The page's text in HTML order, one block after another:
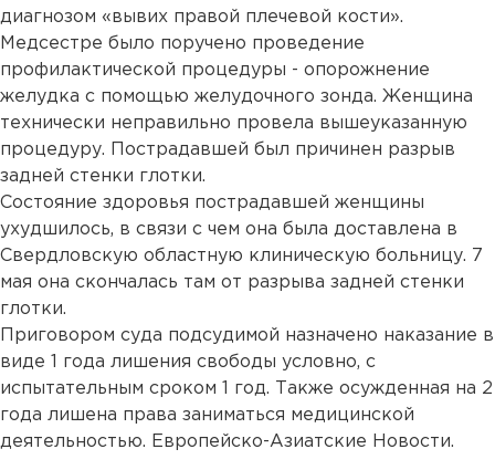
диагнозом «вывих правой плечевой кости».
Медсестре было поручено проведение
профилактической процедуры - опорожнение
желудка с помощью желудочного зонда. Женщина
технически неправильно провела вышеуказанную
процедуру. Пострадавшей был причинен разрыв
задней стенки глотки.
Состояние здоровья пострадавшей женщины
ухудшилось, в связи с чем она была доставлена в
Свердловскую областную клиническую больницу. 7
мая она скончалась там от разрыва задней стенки
глотки.
Приговором суда подсудимой назначено наказание в
виде 1 года лишения свободы условно, с
испытательным сроком 1 год. Также осужденная на 2
года лишена права заниматься медицинской
деятельностью. Европейско-Азиатские Новости.